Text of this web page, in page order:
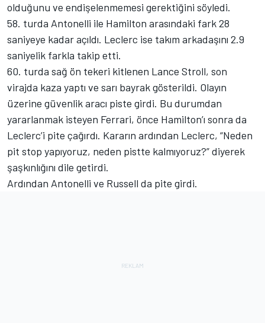
olduğunu ve endişelenmemesi gerektiğini söyledi.
58. turda Antonelli ile Hamilton arasındaki fark 28
saniyeye kadar açıldı. Leclerc ise takım arkadaşını 2.9
saniyelik farkla takip etti.
60. turda sağ ön tekeri kitlenen Lance Stroll, son
virajda kaza yaptı ve sarı bayrak gösterildi. Olayın
üzerine güvenlik aracı piste girdi. Bu durumdan
yararlanmak isteyen Ferrari, önce Hamilton’ı sonra da
Leclerc’i pite çağırdı. Kararın ardından Leclerc, “Neden
pit stop yapıyoruz, neden pistte kalmıyoruz?” diyerek
şaşkınlığını dile getirdi.
Ardından Antonelli ve Russell da pite girdi.